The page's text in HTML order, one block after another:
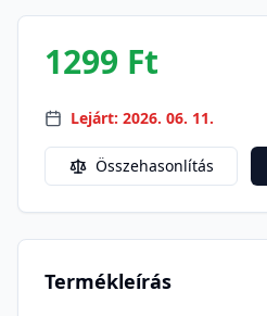
1299 Ft
Lejárt: 2026. 06. 11.
Összehasonlítás
Termékleírás